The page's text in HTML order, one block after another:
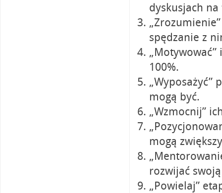
dyskusjach
spędzanie z
100%.
mogą być.
„Wzmocnij”
mogą
rozwijać
„Powielaj”